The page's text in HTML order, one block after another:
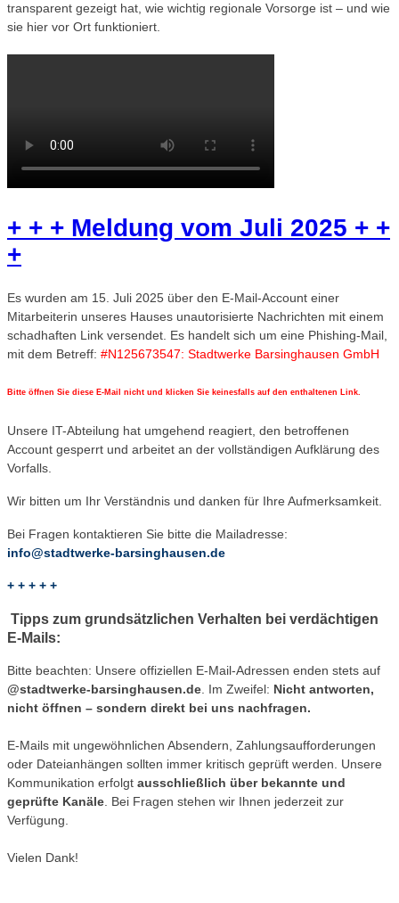
transparent gezeigt hat, wie wichtig regionale Vorsorge ist – und wie
sie hier vor Ort funktioniert.
+ + + Meldung vom Juli 2025 + +
+
Es wurden am 15. Juli 2025 über den E-Mail-Account einer
Mitarbeiterin unseres Hauses unautorisierte Nachrichten mit einem
schadhaften Link versendet. Es handelt sich um eine Phishing-Mail,
mit dem Betreff: #N125673547: Stadtwerke Barsinghausen GmbH
Bitte öffnen Sie diese E-Mail nicht und klicken Sie keinesfalls auf den enthaltenen Link.
Unsere IT-Abteilung hat umgehend reagiert, den betroffenen
Account gesperrt und arbeitet an der vollständigen Aufklärung des
Vorfalls.
Wir bitten um Ihr Verständnis und danken für Ihre Aufmerksamkeit.
Bei Fragen kontaktieren Sie bitte die Mailadresse:
info@stadtwerke-barsinghausen.de
+ + + + +
Tipps zum grundsätzlichen Verhalten bei verdächtigen
E-Mails:
Bitte beachten: Unsere offiziellen E-Mail-Adressen enden stets auf
@stadtwerke-barsinghausen.de. Im Zweifel: Nicht antworten,
nicht öffnen – sondern direkt bei uns nachfragen.
E-Mails mit ungewöhnlichen Absendern, Zahlungsaufforderungen
oder Dateianhängen sollten immer kritisch geprüft werden. Unsere
Kommunikation erfolgt ausschließlich über bekannte und
geprüfte Kanäle. Bei Fragen stehen wir Ihnen jederzeit zur
Verfügung.
Vielen Dank!